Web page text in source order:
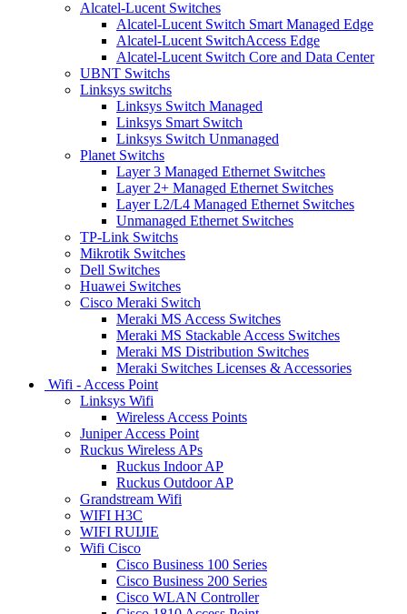
Alcatel-Lucent Switches
Alcatel-Lucent Switch Smart Managed Edge
Alcatel-Lucent SwitchAccess Edge
Alcatel-Lucent Switch Core and Data Center
UBNT Switchs
Linksys switchs
Linksys Switch Managed
Linksys Smart Switch
Linksys Switch Unmanaged
Planet Switchs
Layer 3 Managed Ethernet Switches
Layer 2+ Managed Ethernet Switches
Layer L2/L4 Managed Ethernet Switches
Unmanaged Ethernet Switches
TP-Link Switchs
Mikrotik Switches
Dell Switches
Huawei Switches
Cisco Meraki Switch
Meraki MS Access Switches
Meraki MS Stackable Access Switches
Meraki MS Distribution Switches
Meraki Switches Licenses & Accessories
Wifi - Access Point
Linksys Wifi
Wireless Access Points
Juniper Access Point
Ruckus Wireless APs
Ruckus Indoor AP
Ruckus Outdoor AP
Grandstream Wifi
WIFI H3C
WIFI RUIJIE
Wifi Cisco
Cisco Business 100 Series
Cisco Business 200 Series
Cisco WLAN Controller